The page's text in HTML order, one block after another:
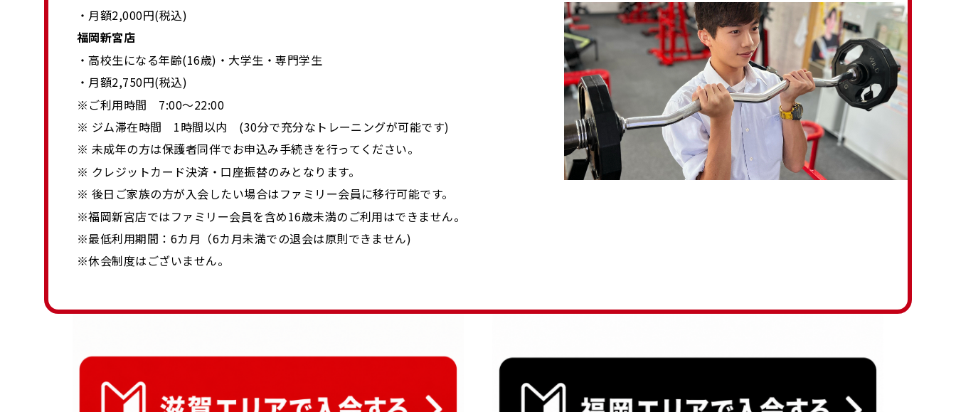
・月額2,000円(税込)
福岡新宮店
・高校生になる年齢(16歳)・大学生・専門学生
・月額2,750円(税込)
※ご利用時間 7:00～22:00
※ ジム滞在時間 1時間以内 (30分で充分なトレーニングが可能です)
※ 未成年の方は保護者同伴でお申込み手続きを行ってください。
※ クレジットカード決済・口座振替のみとなります。
※ 後日ご家族の方が入会したい場合はファミリー会員に移行可能です。
※福岡新宮店ではファミリー会員を含め16歳未満のご利用はできません。
※最低利用期間：6カ月（6カ月未満での退会は原則できません)
※休会制度はございません。